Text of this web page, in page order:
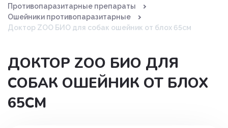
Противопаразитарные препараты
Ошейники противопаразитарные
Доктор ZOO БИО для собак ошейник от блох 65см
ДОКТОР ZOO БИО ДЛЯ
СОБАК ОШЕЙНИК ОТ БЛОХ
65СМ